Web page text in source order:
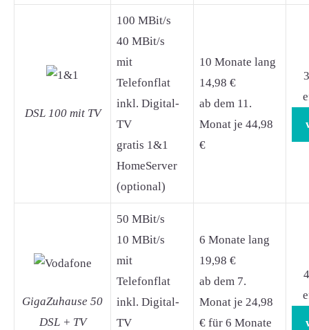
DSL 100 mit TV
100 MBit/s
40 MBit/s
mit
Telefonflat
inkl. Digital-
TV
gratis 1&1
HomeServer
(optional)
10 Monate lang
14,98 €
ab dem 11.
Monat je 44,98
€
GigaZuhause 50
DSL + TV
50 MBit/s
10 MBit/s
mit
Telefonflat
inkl. Digital-
TV
6 Monate lang
19,98 €
ab dem 7.
Monat je 24,98
€ für 6 Monate